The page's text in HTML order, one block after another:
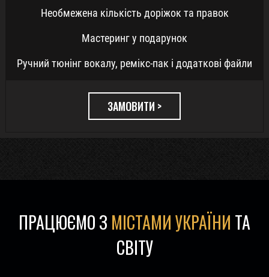
Необмежена кількість доріжок та правок
Мастеринг у подарунок
Ручний тюнінг вокалу, ремікс-пак і додаткові файли
ЗАМОВИТИ >
ПРАЦЮЄМО З МІСТАМИ УКРАЇНИ ТА
СВІТУ